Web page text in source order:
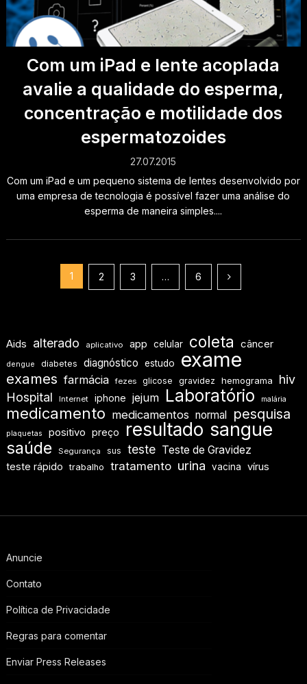
Com um iPad e lente acoplada
avalie a qualidade do esperma,
concentração e motilidade dos
espermatozoides
27.07.2015
Com um iPad e um pequeno sistema de lentes desenvolvido por
uma empresa de tecnologia é possível fazer uma análise do
esperma de maneira simples....
Paginação
1 2 3 … 6
Aids alterado aplicativo app celular coleta câncer
dengue diabetes diagnóstico estudo exame
exames farmácia fezes glicose gravidez hemograma
hiv
Hospital
Internet iphone jejum Laboratório malária
medicamento medicamentos normal pesquisa
plaquetas positivo preço resultado sangue
saúde Segurança sus teste Teste de Gravidez
teste rápido trabalho tratamento urina vacina vírus
Anuncie
Contato
Política de Privacidade
Regras para comentar
Enviar Press Releases